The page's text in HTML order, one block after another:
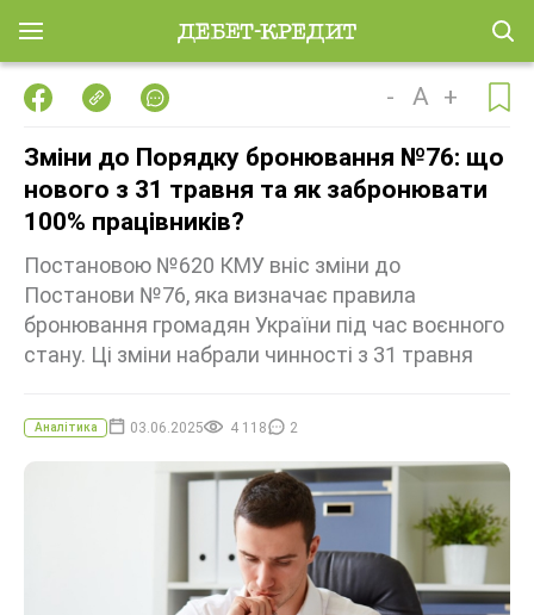
- A +
Зміни до Порядку бронювання №76: що
нового з 31 травня та як забронювати
100% працівників?
Постановою №620 КМУ вніс зміни до
Постанови №76, яка визначає правила
бронювання громадян України під час воєнного
стану. Ці зміни набрали чинності з 31 травня
Аналітика 03.06.2025 4 118 2